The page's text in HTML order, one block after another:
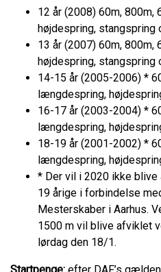
12 år (2008) 60m,
højdespring, stangspring
13 år (2007) 60m,
højdespring, stangspring
14-15 år (2005-2006) *
længdespring,
16-17 år (2003-2004) *
længdespring,
18-19 år (2001-2002) *
længdespring,
* Der vil i 2020 ikke
19 årige i forbindelse
Mesterskaber i Aarhus.
1500 m vil blive afviklet
lørdag den 18/1.